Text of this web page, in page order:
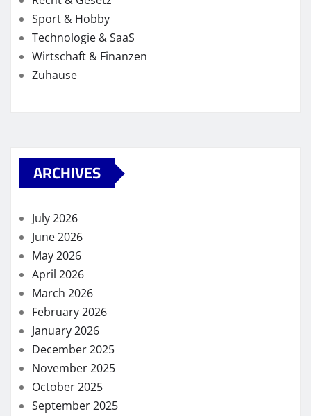
Sport & Hobby
Technologie & SaaS
Wirtschaft & Finanzen
Zuhause
ARCHIVES
July 2026
June 2026
May 2026
April 2026
March 2026
February 2026
January 2026
December 2025
November 2025
October 2025
September 2025